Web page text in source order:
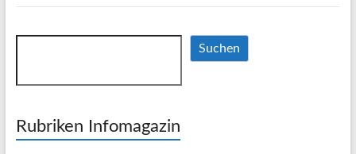
Suchen
Rubriken Infomagazin